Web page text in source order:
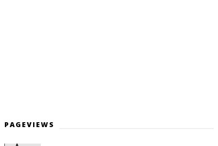
PAGEVIEWS